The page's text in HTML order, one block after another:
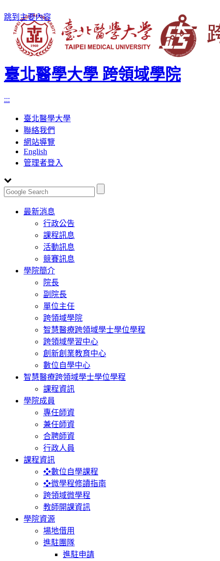
跳到主要內容
臺北醫學大學 跨領域學院
:::
臺北醫學大學
聯絡我們
網站導覽
English
管理者登入
Toggle
navigation
最新消息
行政公告
課程訊息
活動訊息
競賽訊息
學院簡介
院長
副院長
單位主任
跨領域學院
智慧醫療跨領域學士學位學程
跨領域學習中心
創新創業教育中心
數位自學中心
智慧醫療跨領域學士學位學程
課程資訊
學院成員
專任師資
兼任師資
合聘師資
行政人員
課程資訊
❖數位自學課程
❖微學程修讀指南
跨領域微學程
教師開課資訊
學院資源
場地借用
進駐團隊
進駐申請